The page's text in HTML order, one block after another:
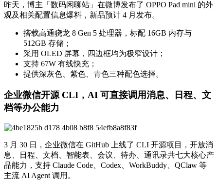
昨天，博主「数码闲聊站」在微博发布了 OPPO Pad mini 的外
观及相关配置信息爆料，新品预计 4 月发布。
搭载高通骁龙 8 Gen 5 处理器，标配 16GB 内存与
512GB 存储；
采用 OLED 屏幕，四边框均为极窄设计；
支持 67W 有线快充；
提供深灰色、紫色、青色三种配色选择。
企业微信开源 CLI，AI 可直接调用消息、日程、文
档等办公能力
3 月 30 日，企业微信在 GitHub 上线了 CLI 开源项目，开放消
息、日程、文档、智能表、会议、待办、通讯录共七大核心产
品能力，支持 Claude Code、Codex、WorkBuddy、QClaw 等
主流 AI Agent 调用。